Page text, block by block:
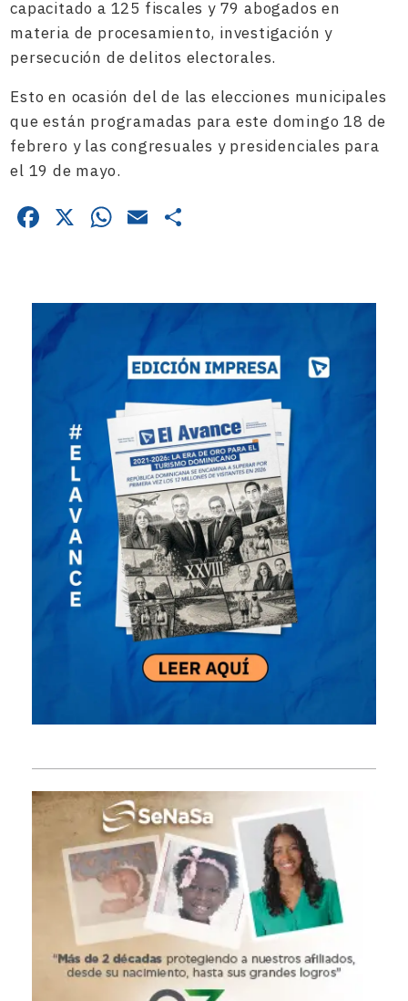
capacitado a 125 fiscales y 79 abogados en
materia de procesamiento, investigación y
persecución de delitos electorales.
Esto en ocasión del de las elecciones municipales
que están programadas para este domingo 18 de
febrero y las congresuales y presidenciales para
el 19 de mayo.
Facebook
X WhatsApp
Email